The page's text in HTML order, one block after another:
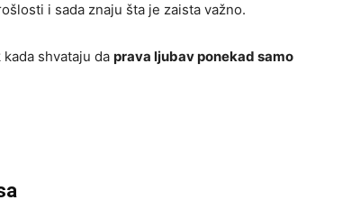
i sada znaju šta je zaista važno.
shvataju da prava ljubav ponekad samo